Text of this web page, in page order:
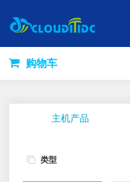
购物车
主机产品
类型